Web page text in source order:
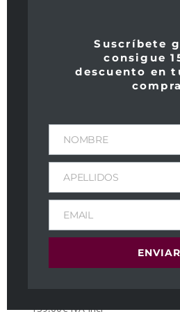
139,00€ IVA Incl
Suscríbete
consigue
descuento en
NOMBRE
APELLIDOS
EMAIL
ENVIAR